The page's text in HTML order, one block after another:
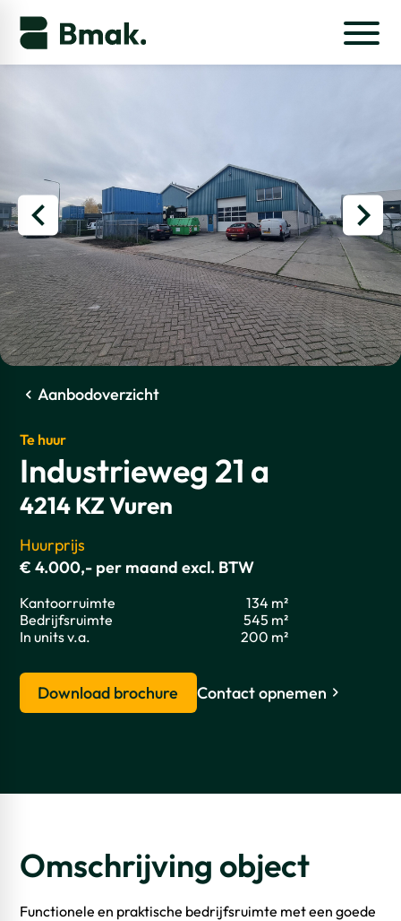
Aanbodoverzicht
Te huur
Industrieweg 21 a
4214 KZ Vuren
Huurprijs
€ 4.000,- per maand excl. BTW
Kantoorruimte
134 m²
Bedrijfsruimte
545 m²
In units v.a.
200 m²
Download brochure Contact opnemen
Omschrijving object
Functionele en praktische bedrijfsruimte met een goede